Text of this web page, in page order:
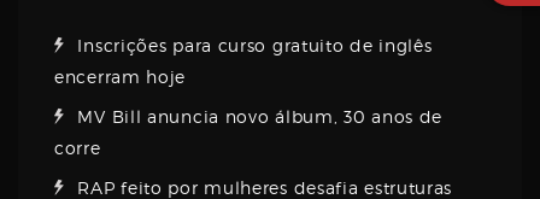
Inscrições para curso gratuito de inglês
encerram hoje
MV Bill anuncia novo álbum, 30 anos de
corre
RAP feito por mulheres desafia estruturas